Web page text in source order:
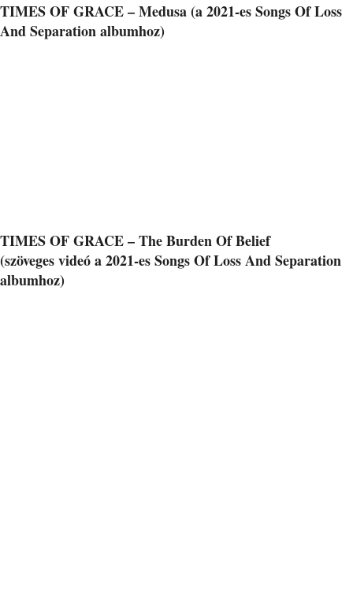
TIMES OF GRACE – Medusa (a 2021-es Songs Of Loss
And Separation albumhoz)
TIMES OF GRACE – The Burden Of Belief
(szöveges videó a 2021-es Songs Of Loss And Separation
albumhoz)